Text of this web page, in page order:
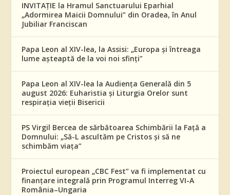
INVITAȚIE la Hramul Sanctuarului Eparhial
„Adormirea Maicii Domnului” din Oradea, în Anul
Jubiliar Franciscan
Papa Leon al XIV-lea, la Assisi: „Europa și întreaga
lume așteaptă de la voi noi sfinți”
Papa Leon al XIV-lea la Audiența Generală din 5
august 2026: Euharistia și Liturgia Orelor sunt
respirația vieții Bisericii
PS Virgil Bercea de sărbătoarea Schimbării la Față a
Domnului: „Să-L ascultăm pe Cristos și să ne
schimbăm viața”
Proiectul european „CBC Fest” va fi implementat cu
finanțare integrală prin Programul Interreg VI-A
România–Ungaria